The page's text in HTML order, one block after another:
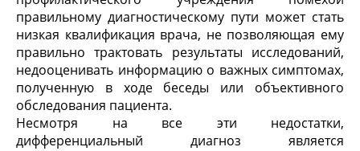
правильному диагностическому пути может стать
низкая квалификация врача, не позволяющая ему
правильно трактовать результаты исследований,
недооценивать информацию о важных симптомах,
полученную в ходе беседы или объективного
обследования пациента.
Несмотря на все эти недостатки,
дифференциальный диагноз является